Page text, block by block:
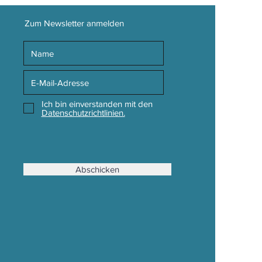
Zum Newsletter anmelden
Ich bin einverstanden mit den
Datenschutzrichtlinien.
Abschicken